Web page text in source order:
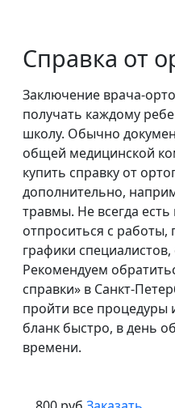
Справка от
Заключение врача-
получать каждому
школу. Обычно
общей медицинской
купить справку от
дополнительно,
травмы. Не всегда
отпроситься с работы,
графики
Рекомендуем
справки» в Санкт-
пройти все процедуры
бланк быстро, в день
времени.